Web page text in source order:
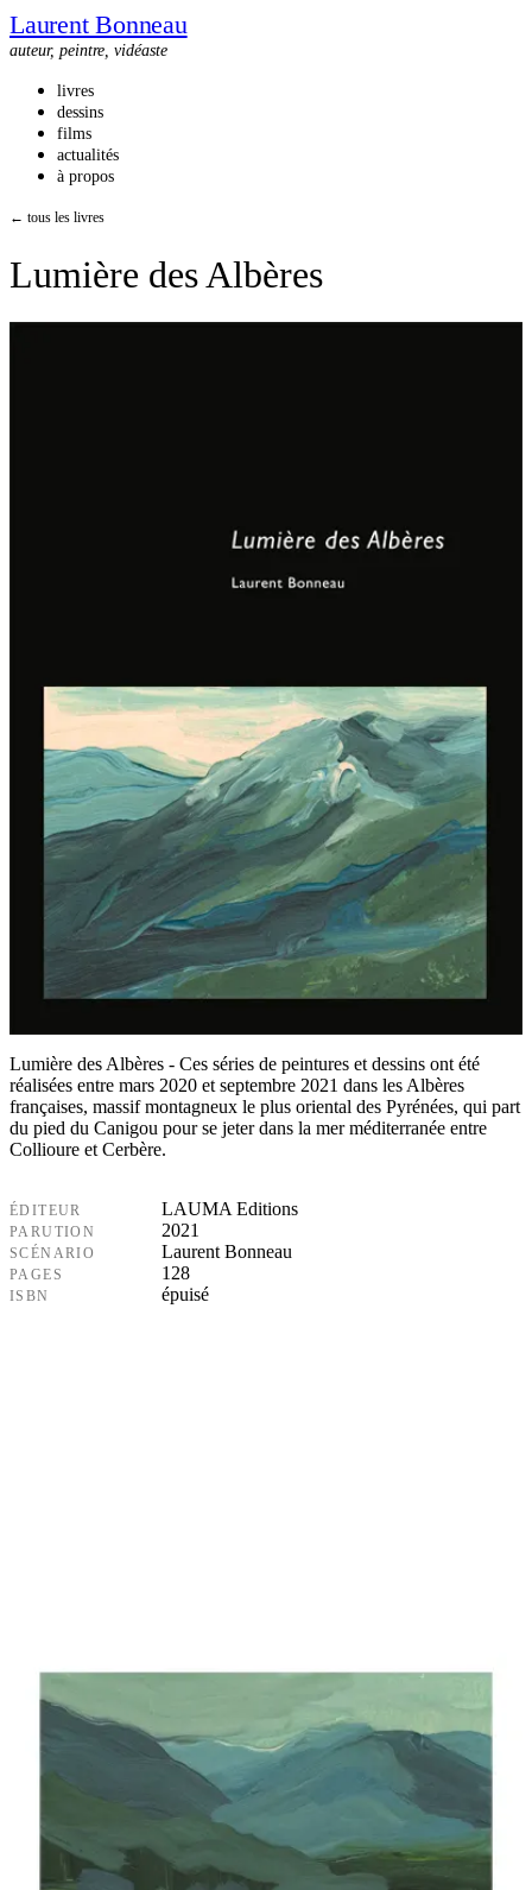
Laurent Bonneau
auteur, peintre, vidéaste
livres
dessins
films
actualités
à propos
← tous les livres
Lumière des Albères
Lumière des Albères - Ces séries de peintures et dessins ont été
réalisées entre mars 2020 et septembre 2021 dans les Albères
françaises, massif montagneux le plus oriental des Pyrénées, qui part
du pied du Canigou pour se jeter dans la mer méditerranée entre
Collioure et Cerbère.
ÉDITEUR LAUMA Editions
PARUTION 2021
SCÉNARIO Laurent Bonneau
PAGES 128
ISBN épuisé